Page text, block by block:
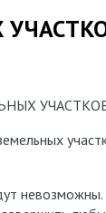
невозможны.